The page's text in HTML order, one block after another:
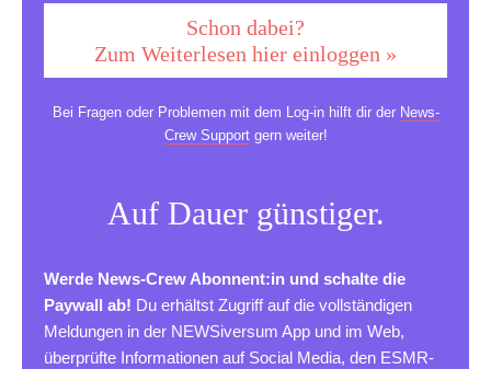
Schon dabei?
Zum Weiterlesen hier einloggen »
Bei Fragen oder Problemen mit dem Log-in hilft dir der News-
Crew Supportgern weiter!
Auf Dauer günstiger.
Werde News-Crew Abonnent:in und schalte die
Paywall ab! Du erhältst Zugriff auf die vollständigen
Meldungen in der NEWSiversum App und im Web,
überprüfte Informationen auf Social Media, den ESMR-